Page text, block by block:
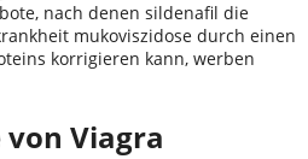
nach denen sildenafil die
mukoviszidose durch einen
korrigieren kann, werben
Viagra